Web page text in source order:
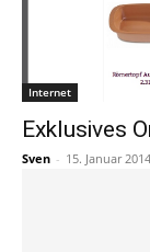
Internet
Exklusives
Sven - 15. Januar 2014